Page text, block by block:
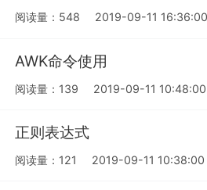
阅读量：548 2019-09-11 16:36:00
AWK命令使用
阅读量：139 2019-09-11 10:48:00
正则表达式
阅读量：121 2019-09-11 10:38:00